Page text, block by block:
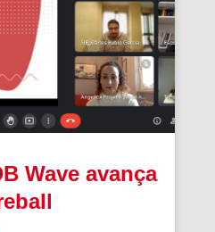
Wave avança